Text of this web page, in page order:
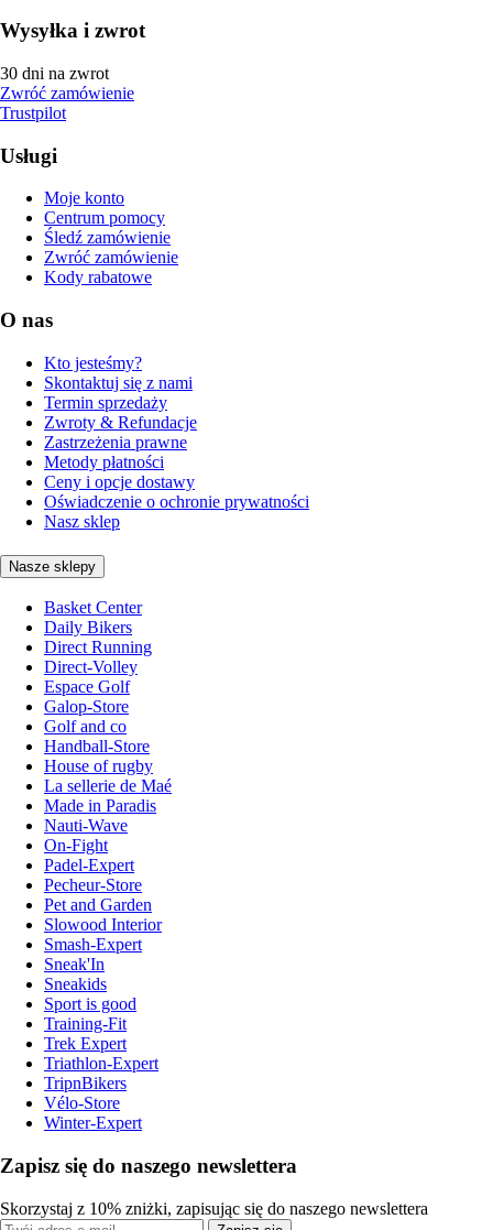
Wysyłka i zwrot
30 dni na zwrot
Zwróć zamówienie
Trustpilot
Usługi
Moje konto
Centrum pomocy
Śledź zamówienie
Zwróć zamówienie
Kody rabatowe
O nas
Kto jesteśmy?
Skontaktuj się z nami
Termin sprzedaży
Zwroty & Refundacje
Zastrzeżenia prawne
Metody płatności
Ceny i opcje dostawy
Oświadczenie o ochronie prywatności
Nasz sklep
Nasze sklepy
Basket Center
Daily Bikers
Direct Running
Direct-Volley
Espace Golf
Galop-Store
Golf and co
Handball-Store
House of rugby
La sellerie de Maé
Made in Paradis
Nauti-Wave
On-Fight
Padel-Expert
Pecheur-Store
Pet and Garden
Slowood Interior
Smash-Expert
Sneak'In
Sneakids
Sport is good
Training-Fit
Trek Expert
Triathlon-Expert
TripnBikers
Vélo-Store
Winter-Expert
Zapisz się do naszego newslettera
Skorzystaj z 10% zniżki, zapisując się do naszego newslettera